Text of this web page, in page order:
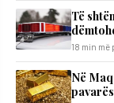
Të
18 min më
Në